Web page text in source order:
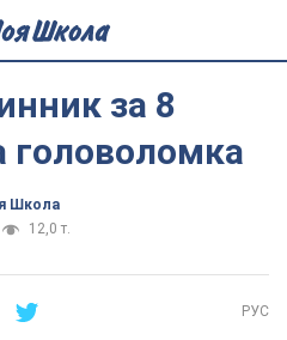
за 8
головоломка
Школа
12,0 т.
РУС